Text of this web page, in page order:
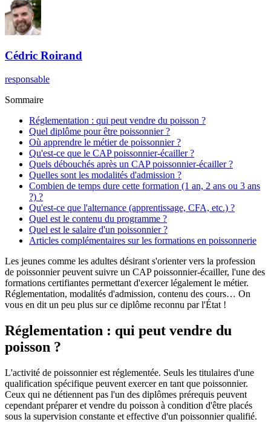
Cédric Roirand
responsable
Sommaire
Réglementation : qui peut vendre du poisson ?
Quel diplôme pour être poissonnier ?
Où apprendre le métier de poissonnier ?
Qu'est-ce que le CAP poissonnier-écailler ?
Quels débouchés après un CAP poissonnier-écailler ?
Quelles sont les modalités d'admission ?
Combien de temps dure cette formation (1 an, 2 ans ou 3 ans
?) ?
Qu'est-ce que l'alternance (apprentissage, CFA, etc.) ?
Quel est le contenu du programme ?
Quel est le salaire d'un poissonnier ?
Articles complémentaires sur les formations en poissonnerie
Les jeunes comme les adultes désirant s'orienter vers la profession
de poissonnier peuvent suivre un CAP poissonnier-écailler, l'une des
formations certifiantes permettant d'exercer légalement le métier.
Réglementation, modalités d'admission, contenu des cours… On
vous en dit un peu plus sur ce diplôme reconnu par l'État !
Réglementation : qui peut vendre du
poisson ?
L'activité de poissonnier est réglementée. Seuls les titulaires d'une
qualification spécifique peuvent exercer en tant que poissonnier.
Ceux qui ne détiennent pas l'un des diplômes prérequis peuvent
cependant préparer et vendre du poisson à condition d'être placés
sous la supervision constante et effective d'un poissonnier qualifié.